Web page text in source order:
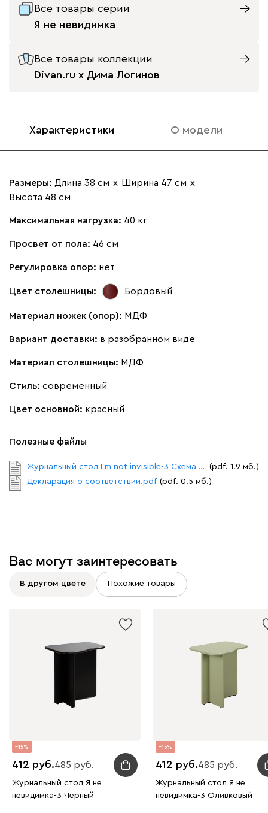
Все товары серии
Я не невидимка
Все товары коллекции
Divan.ru x Дима Логинов
Характеристики О модели
Размеры: Длина 38 см х Ширина 47 см х
Высота 48 см
Максимальная нагрузка: 40 кг
Просвет от пола: 46 см
Регулировка опор: нет
Цвет столешницы: Бордовый
Материал ножек (опор): МДФ
Вариант доставки: в разобранном виде
Материал столешницы: МДФ
Стиль: современный
Цвет основной: красный
Полезные файлы
Журнальный стол I'm not invisible-3 Схема сборки.pdf
(pdf. 1.9 мб.)
Декларация о соответствии.pdf (pdf. 0.5 мб.)
Вас могут заинтересовать
В другом цвете Похожие товары
15
412 485
Журнальный стол Я не
невидимка-3 Черный
15
412 485
Журнальный стол Я не
невидимка-3 Оливковый